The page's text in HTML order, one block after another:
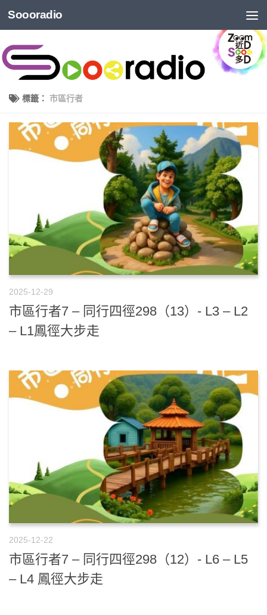
Soooradio
標籤： 市區行者
2025-12-29
市區行者7 – 同行四徑298（13）- L3 – L2
– L1鳳徑大步走
2025-12-22
市區行者7 – 同行四徑298（12）- L6 – L5
– L4 鳳徑大步走